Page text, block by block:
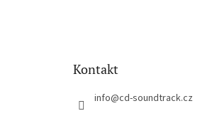
Kontakt
info@cd-soundtrack.cz